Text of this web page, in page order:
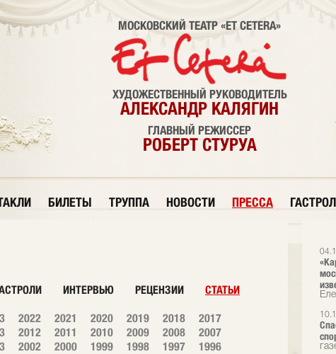
МОСКОВСКИЙ ТЕАТР «ET CETERA»
ХУДОЖЕСТВЕННЫЙ РУКОВОДИТЕЛЬ
АЛЕКСАНДР КАЛЯГИН
ГЛАВНЫЙ РЕЖИССЕР
РОБЕРТ СТУРУА
БИЛЕТЫ ТРУППА НОВОСТИ ПРЕССА
ИНТЕРВЬЮ РЕЦЕНЗИИ СТАТЬИ
2022 2021 2020 2019 2018
2017
2012 2011 2010 2009 2008
2007
2002 2000 1999 1998 1997
1996